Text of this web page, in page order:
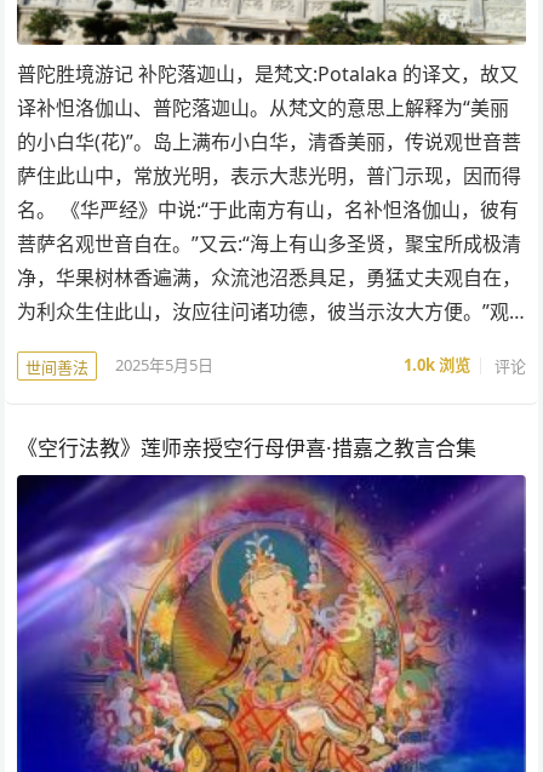
普陀胜境游记 补陀落迦山，是梵文:Potalaka 的译文，故又
译补怛洛伽山、普陀落迦山。从梵文的意思上解释为“美丽
的小白华(花)”。岛上满布小白华，清香美丽，传说观世音菩
萨住此山中，常放光明，表示大悲光明，普门示现，因而得
名。 《华严经》中说:“于此南方有山，名补怛洛伽山，彼有
菩萨名观世音自在。”又云:“海上有山多圣贤，聚宝所成极清
净，华果树林香遍满，众流池沼悉具足，勇猛丈夫观自在，
为利众生住此山，汝应往问诸功德，彼当示汝大方便。”观…
世间善法 2025年5月5日 1.0k浏览 评论
《空行法教》莲师亲授空行母伊喜·措嘉之教言合集